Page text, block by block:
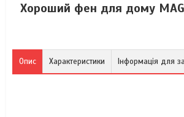
Хороший фен для дому
Опис Характеристики Інформація для